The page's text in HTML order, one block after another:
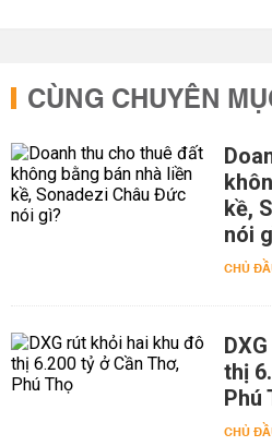
CÙNG CHUYÊN
kề,
nói
CHỦ
thị
Phú
CHỦ